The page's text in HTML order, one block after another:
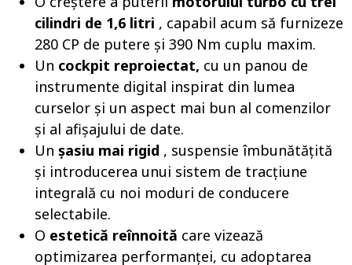
cilindri de 1,6 litri , capabil acum să furnizeze
280 CP de putere și 390 Nm cuplu maxim.
Un cockpit reproiectat, cu un panou de
instrumente digital inspirat din lumea
curselor și un aspect mai bun al comenzilor
și al afișajului de date.
Un șasiu mai rigid , suspensie îmbunătățită
și introducerea unui sistem de tracțiune
integrală cu noi moduri de conducere
selectabile.
O estetică reînnoită care vizează
optimizarea performanței, cu adoptarea